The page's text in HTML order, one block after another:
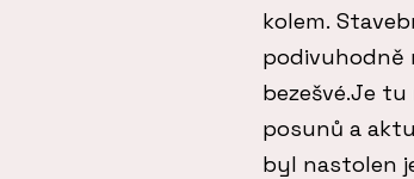
kolem.
podivuhodně
bezešvé.Je
posunů a
byl nastolen